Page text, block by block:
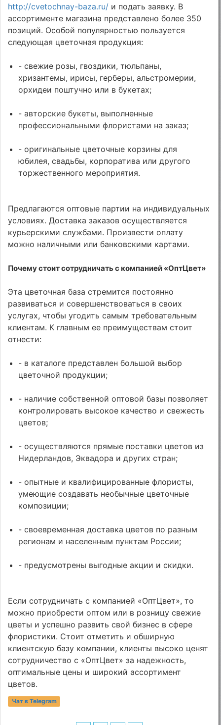
http://cvetochnay-baza.ru/ и подать заявку. В
ассортименте магазина представлено более 350
позиций. Особой популярностью пользуется
следующая цветочная продукция:
- свежие розы, гвоздики, тюльпаны,
хризантемы, ирисы, герберы, альстромерии,
орхидеи поштучно или в букетах;
- авторские букеты, выполненные
профессиональными флористами на заказ;
- оригинальные цветочные корзины для
юбилея, свадьбы, корпоратива или другого
торжественного мероприятия.
Предлагаются оптовые партии на индивидуальных
условиях. Доставка заказов осуществляется
курьерскими службами. Произвести оплату
можно наличными или банковскими картами.
Почему стоит сотрудничать с компанией «ОптЦвет»
Эта цветочная база стремится постоянно
развиваться и совершенствоваться в своих
услугах, чтобы угодить самым требовательным
клиентам. К главным ее преимуществам стоит
отнести:
- в каталоге представлен большой выбор
цветочной продукции;
- наличие собственной оптовой базы позволяет
контролировать высокое качество и свежесть
цветов;
- осуществляются прямые поставки цветов из
Нидерландов, Эквадора и других стран;
- опытные и квалифицированные флористы,
умеющие создавать необычные цветочные
композиции;
- своевременная доставка цветов по разным
регионам и населенным пунктам России;
- предусмотрены выгодные акции и скидки.
Если сотрудничать с компанией «ОптЦвет», то
можно приобрести оптом или в розницу свежие
цветы и успешно развить свой бизнес в сфере
флористики. Стоит отметить и обширную
клиентскую базу компании, клиенты высоко ценят
сотрудничество с «ОптЦвет» за надежность,
оптимальные цены и широкий ассортимент
цветов.
Чат в Telegram